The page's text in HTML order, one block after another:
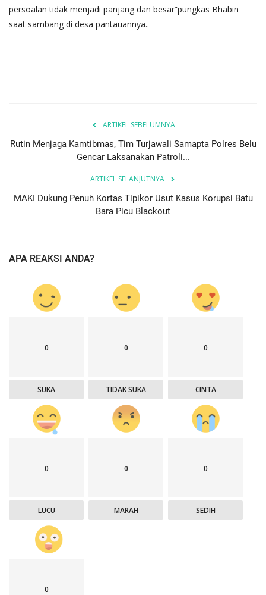
persoalan tidak menjadi panjang dan besar”pungkas Bhabin
saat sambang di desa pantauannya..
ARTIKEL SEBELUMNYA
Rutin Menjaga Kamtibmas, Tim Turjawali Samapta Polres Belu
Gencar Laksanakan Patroli...
ARTIKEL SELANJUTNYA
MAKI Dukung Penuh Kortas Tipikor Usut Kasus Korupsi Batu
Bara Picu Blackout
APA REAKSI ANDA?
0
SUKA
0
TIDAK SUKA
0
CINTA
0
LUCU
0
MARAH
0
SEDIH
0